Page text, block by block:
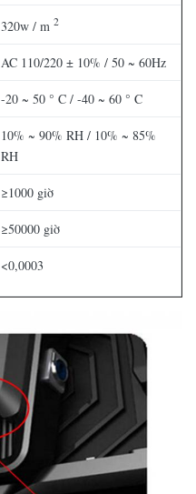
320w / m 2
AC 110/220 ± 10% / 50 ~ 60Hz
-20 ~ 50 ° C / -40 ~ 60 ° C
10% ~ 90% RH / 10% ~ 85%
RH
≥1000 giờ
≥50000 giờ
<0,0003